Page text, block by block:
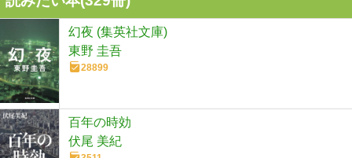
幻夜 (集英社文庫)
東野 圭吾
28899
百年の時効
伏尾 美紀